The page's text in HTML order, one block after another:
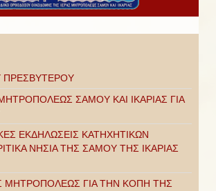
ΠΡΕΣΒΥΤΕΡΟΥ
ΣΑΜΟΥ ΚΑΙ ΙΚΑΡΙΑΣ ΓΙΑ
ΕΚΔΗΛΩΣΕΙΣ ΚΑΤΗΧΗΤΙΚΩΝ
ΝΗΣΙΑ ΤΗΣ ΣΑΜΟΥ ΤΗΣ ΙΚΑΡΙΑΣ
ΜΗΤΡΟΠΟΛΕΩΣ ΓΙΑ ΤΗΝ ΚΟΠΗ ΤΗΣ